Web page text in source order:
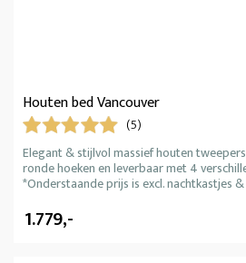
Houten bed Vancouver
(5)
Elegant & stijlvol massief houten
ronde hoeken en leverbaar met 4
*Onderstaande prijs is excl. nachtkastjes
1.779,-